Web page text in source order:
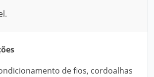
de fios, cordoalhas